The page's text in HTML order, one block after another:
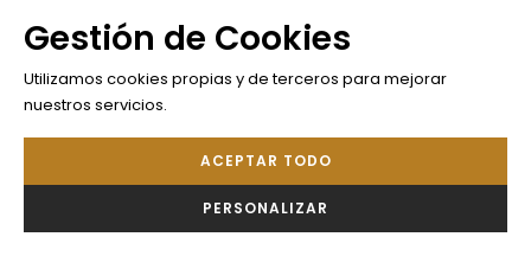
VOLTAGE COSMETICS S L se reserva el derecho a realizar las
modificaciones que considere oportunas, sin aviso previo, en
las Condiciones Generales. Dichas modificaciones podrán
realizarse, a través de sus websites, por cualquier forma
admisible en derecho y serán de obligado cumplimiento
durante el tiempo en que se encuentren publicadas en la web
y hasta que no sean modificadas válidamente por otras
posteriores. No obstante, VOLTAGE COSMETICS S L se reserva el
Gestión de Cookies
Utilizamos cookies propias y de terceros para mejorar
nuestros servicios.
ACEPTAR TODO
PERSONALIZAR